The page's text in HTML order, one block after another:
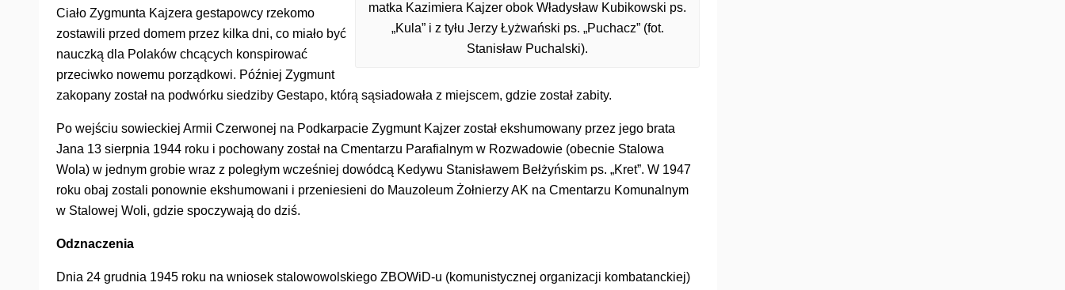
matka Kazimiera Kajzer obok Władysław Kubikowski ps.
„Kula” i z tyłu Jerzy Łyżwański ps. „Puchacz” (fot.
Stanisław Puchalski).
Ciało Zygmunta Kajzera gestapowcy rzekomo
zostawili przed domem przez kilka dni, co miało być
nauczką dla Polaków chcących konspirować
przeciwko nowemu porządkowi. Później Zygmunt
zakopany został na podwórku siedziby Gestapo, którą sąsiadowała z miejscem, gdzie został zabity.
Po wejściu sowieckiej Armii Czerwonej na Podkarpacie Zygmunt Kajzer został ekshumowany przez jego brata
Jana 13 sierpnia 1944 roku i pochowany został na Cmentarzu Parafialnym w Rozwadowie (obecnie Stalowa
Wola) w jednym grobie wraz z poległym wcześniej dowódcą Kedywu Stanisławem Bełżyńskim ps. „Kret”. W 1947
roku obaj zostali ponownie ekshumowani i przeniesieni do Mauzoleum Żołnierzy AK na Cmentarzu Komunalnym
w Stalowej Woli, gdzie spoczywają do dziś.
Odznaczenia
Dnia 24 grudnia 1945 roku na wniosek stalowowolskiego ZBOWiD-u (komunistycznej organizacji kombatanckiej)